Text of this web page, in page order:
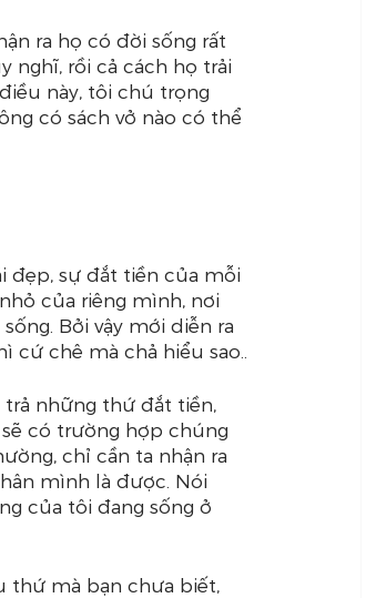
ra họ có đời sống rất
nghĩ, rồi cả cách họ trải
này, tôi chú trọng
có sách vở nào có thể
đẹp, sự đắt tiền của mỗi
của riêng mình, nơi
Bởi vậy mới diễn ra
chê mà chả hiểu sao..
trả những thứ đắt tiền,
có trường hợp chúng
chỉ cần ta nhận ra
mình là được. Nói
của tôi đang sống ở
thứ mà bạn chưa biết,